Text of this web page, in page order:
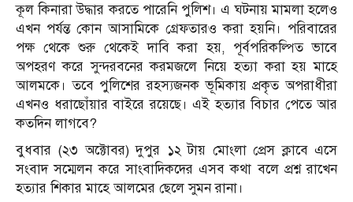
কূল কিনারা উদ্ধার করতে পারেনি পুলিশ। এ ঘটনায় মামলা হলেও
এখন পর্যন্ত কোন আসামিকে গ্রেফতারও করা হয়নি। পরিবারের
পক্ষ থেকে শুরু থেকেই দাবি করা হয়, পূর্বপরিকল্পিত ভাবে
অপহরণ করে সুন্দরবনের করমজলে নিয়ে হত্যা করা হয় মাহে
আলমকে। তবে পুলিশের রহস্যজনক ভূমিকায় প্রকৃত অপরাধীরা
এখনও ধরাছোঁয়ার বাইরে রয়েছে। এই হত্যার বিচার পেতে আর
কতদিন লাগবে?
বুধবার (২৩ অক্টোবর) দুপুর ১২ টায় মোংলা প্রেস ক্লাবে এসে
সংবাদ সম্মেলন করে সাংবাদিকদের এসব কথা বলে প্রশ্ন রাখেন
হত্যার শিকার মাহে আলমের ছেলে সুমন রানা।